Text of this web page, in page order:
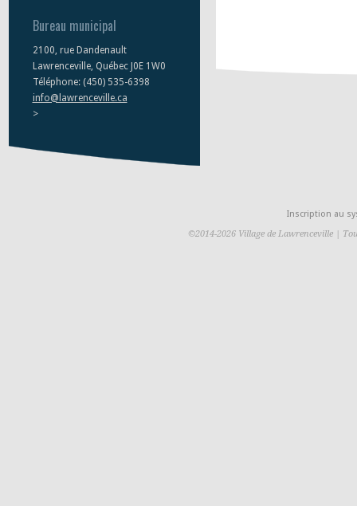
Bureau municipal
2100, rue Dandenault
Lawrenceville, Québec J0E 1W0
Téléphone: (450) 535-6398
info@lawrenceville.ca
>
Inscription au
©2014-2026 Village de Lawrenceville |